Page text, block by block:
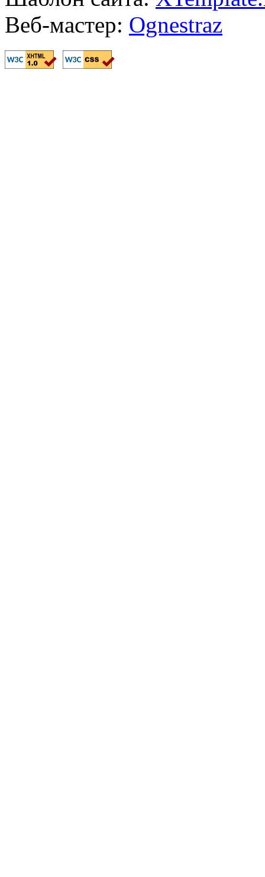
Веб-мастер: Ognestraz